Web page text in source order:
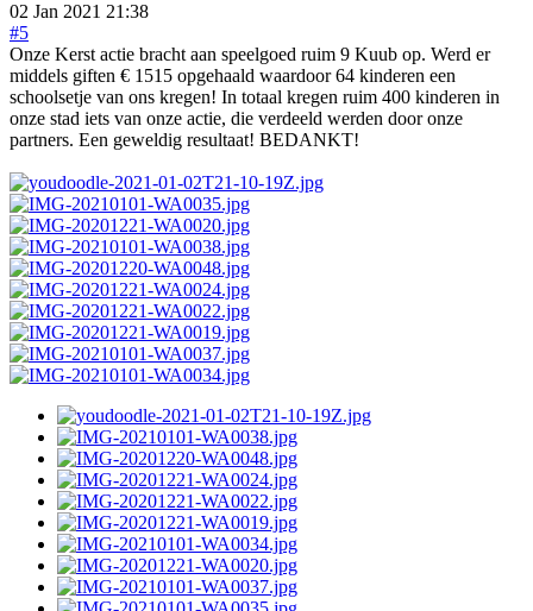
02 Jan 2021 21:38
#5
Onze Kerst actie bracht aan speelgoed ruim 9 Kuub op. Werd er
middels giften € 1515 opgehaald waardoor 64 kinderen een
schoolsetje van ons kregen! In totaal kregen ruim 400 kinderen in
onze stad iets van onze actie, die verdeeld werden door onze
partners. Een geweldig resultaat! BEDANKT!